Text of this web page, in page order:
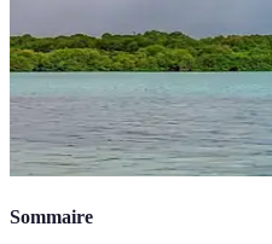
Sommaire